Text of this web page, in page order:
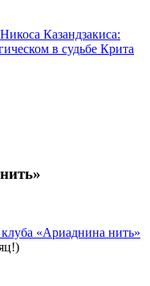
Казандзакиса:
в судьбе Крита
«Ариаднина нить»